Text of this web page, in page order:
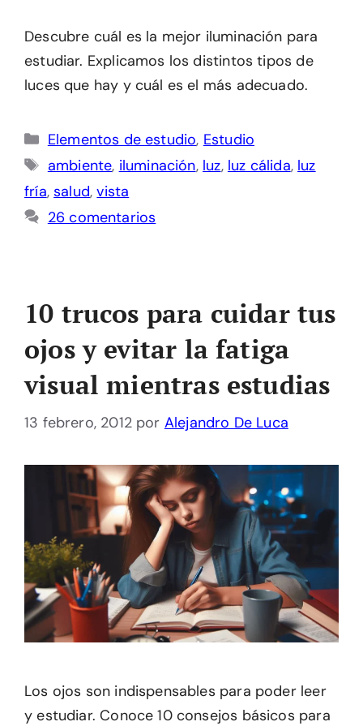
Descubre cuál es la mejor iluminación para
estudiar. Explicamos los distintos tipos de
luces que hay y cuál es el más adecuado.
Categorías
Elementos de estudio, Estudio
Etiquetas
ambiente, iluminación, luz, luz cálida, luz
fría,salud,vista
26 comentarios
10 trucos para cuidar tus
ojos y evitar la fatiga
visual mientras estudias
13 febrero, 2012 por Alejandro De Luca
Los ojos son indispensables para poder leer
y estudiar. Conoce 10 consejos básicos para